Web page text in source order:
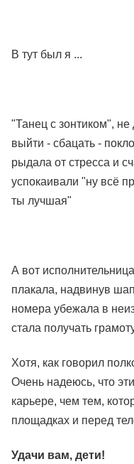
В тут был я ...
"Танец с зонтиком", не
выйти - сбацать -
рыдала от стресса и
успокаивали "ну всё
ты лучшая"
А вот
плакала, надвинув
номера убежала в
стала получать
Хотя, как говорил
Очень надеюсь, что
карьере, чем тем,
площадках и перед
Удачи вам, дети!